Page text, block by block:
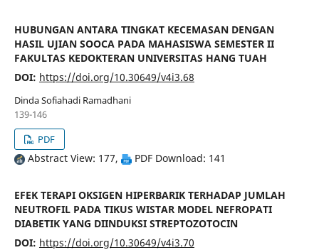
HUBUNGAN ANTARA TINGKAT KECEMASAN DENGAN
HASIL UJIAN SOOCA PADA MAHASISWA SEMESTER II
FAKULTAS KEDOKTERAN UNIVERSITAS HANG TUAH
DOI: https://doi.org/10.30649/v4i3.68
Dinda Sofiahadi Ramadhani
139-146
PDF
Abstract View: 177, PDF Download: 141
EFEK TERAPI OKSIGEN HIPERBARIK TERHADAP JUMLAH
NEUTROFIL PADA TIKUS WISTAR MODEL NEFROPATI
DIABETIK YANG DIINDUKSI STREPTOZOTOCIN
DOI: https://doi.org/10.30649/v4i3.70